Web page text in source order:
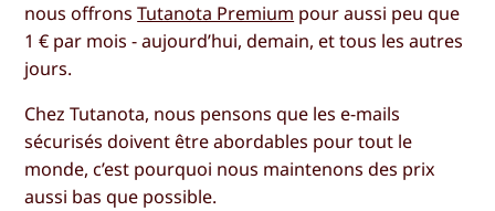
nous offronsTutanota Premium pour aussi peu que
1 € par mois - aujourd’hui, demain, et tous les autres
jours.
Chez Tutanota, nous pensons que les e-mails
sécurisés doivent être abordables pour tout le
monde, c’est pourquoi nous maintenons des prix
aussi bas que possible.